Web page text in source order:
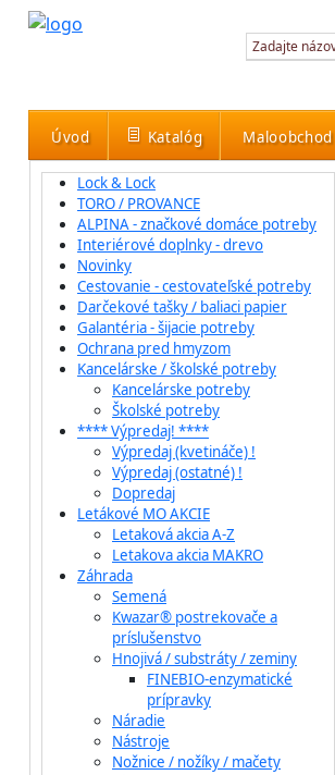
Úvod Katalóg Maloobchod
Lock & Lock
TORO / PROVANCE
ALPINA - značkové domáce potreby
Interiérové doplnky - drevo
Novinky
Cestovanie - cestovateľské potreby
Darčekové tašky / baliaci papier
Galantéria - šijacie potreby
Ochrana pred hmyzom
Kancelárske / školské potreby
Kancelárske potreby
Školské potreby
**** Výpredaj! ****
Výpredaj (kvetináče) !
Výpredaj (ostatné) !
Dopredaj
Letákové MO AKCIE
Letaková akcia A-Z
Letakova akcia MAKRO
Záhrada
Semená
Kwazar® postrekovače a
príslušenstvo
Hnojivá / substráty / zeminy
FINEBIO-enzymatické
prípravky
Náradie
Nástroje
Nožnice / nožíky / mačety